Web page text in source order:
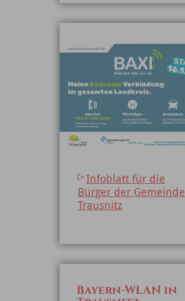
Infoblatt für die
Bürger der Gemeinde
Trausnitz
Bayern-WLAN in